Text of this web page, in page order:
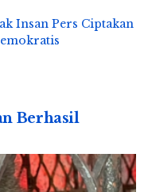
Insan Pers Ciptakan
Berhasil